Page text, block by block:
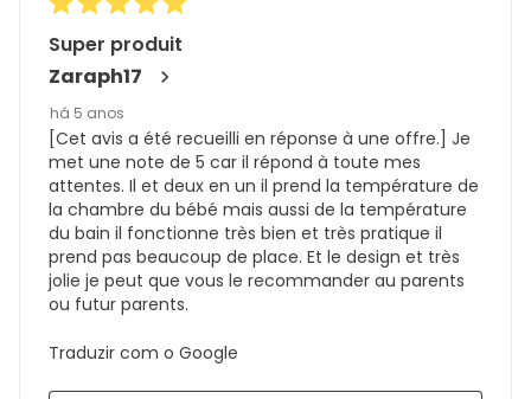
Super produit
Zaraph17
há 5 anos
[Cet avis a été recueilli en réponse à une offre.] Je
met une note de 5 car il répond à toute mes
attentes. Il et deux en un il prend la température de
la chambre du bébé mais aussi de la température
du bain il fonctionne très bien et très pratique il
prend pas beaucoup de place. Et le design et très
jolie je peut que vous le recommander au parents
ou futur parents.
Traduzir com o Google